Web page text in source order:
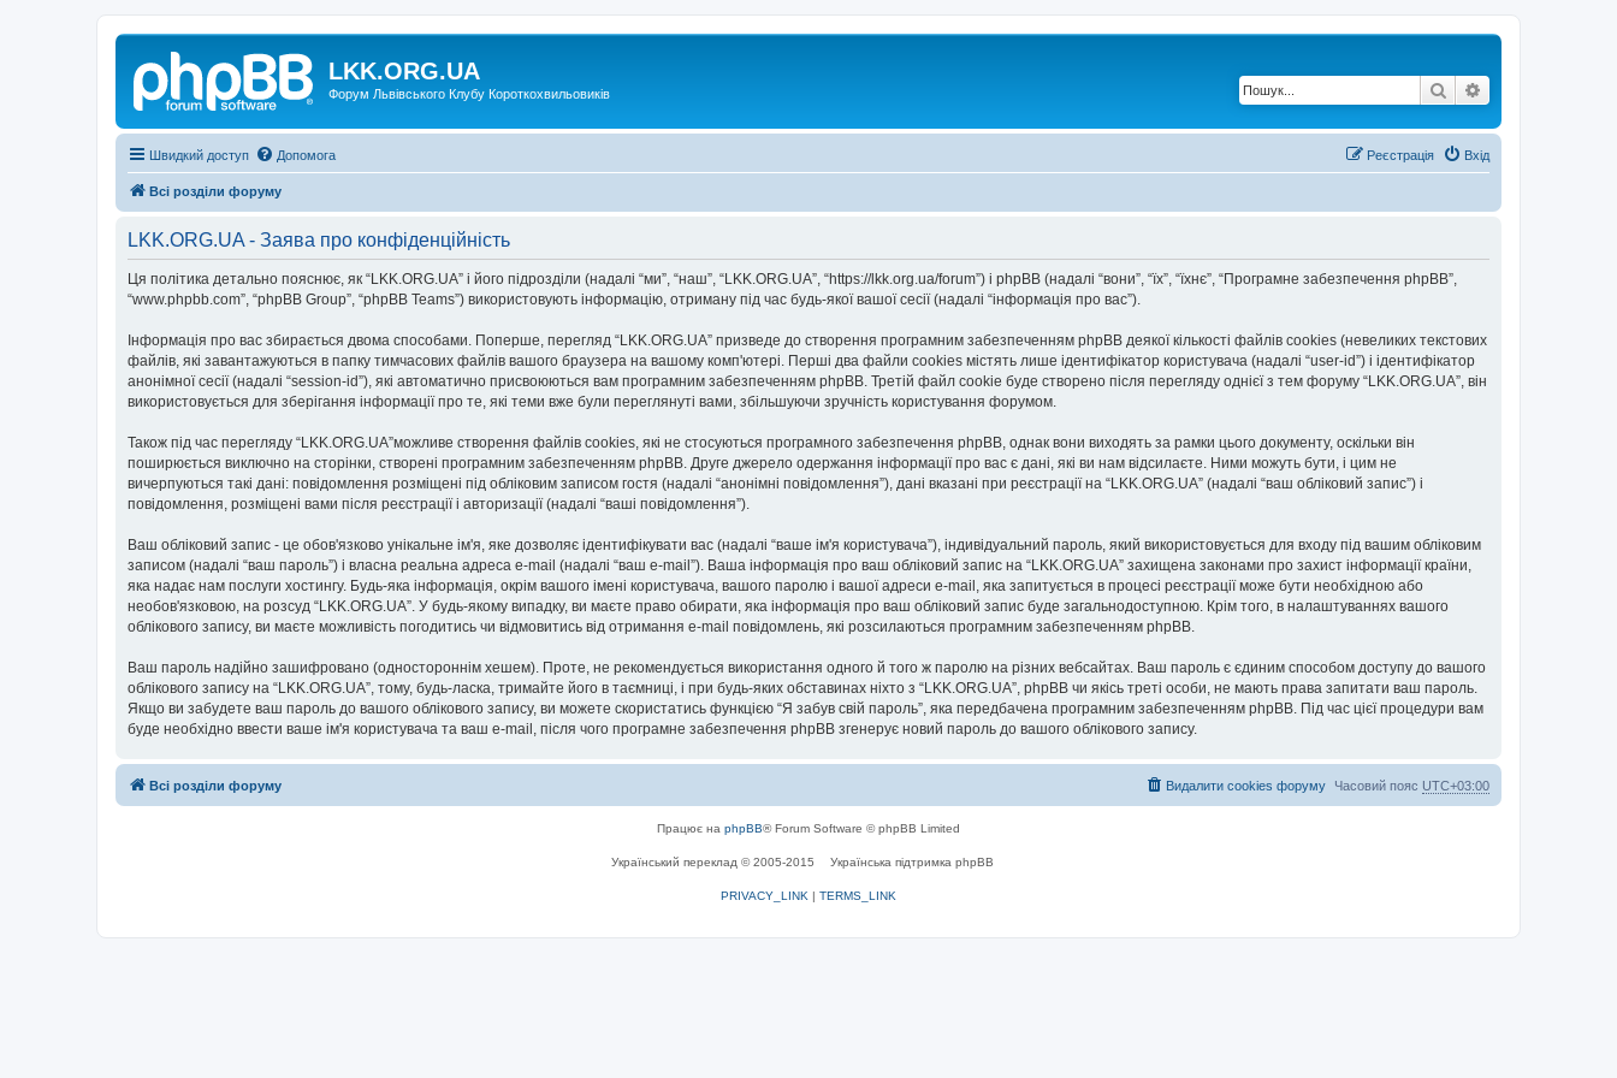
LKK.ORG.UA
Форум Львівського Клубу Короткохвильовиків Пошук
Швидкий доступ Допомога Вхід
Реєстрація
Всі розділи форуму
LKK.ORG.UA - Заява про конфіденційність
Ця політика детально пояснює, як “LKK.ORG.UA” і його підрозділи (надалі “ми”, “наш”, “LKK.ORG.UA”, “https://lkk.org.ua/forum”) і phpBB (надалі “вони”, “їх”, “їхнє”, “Програмне забезпечення phpBB”,
“www.phpbb.com”, “phpBB Group”, “phpBB Teams”) використовують інформацію, отриману під час будь-якої вашої сесії (надалі “інформація про вас”).
Інформація про вас збирається двома способами. Поперше, перегляд “LKK.ORG.UA” призведе до створення програмним забезпеченням phpBB деякої кількості файлів cookies (невеликих текстових
файлів, які завантажуються в папку тимчасових файлів вашого браузера на вашому комп'ютері. Перші два файли cookies містять лише ідентифікатор користувача (надалі “user-id”) і ідентифікатор
анонімної сесії (надалі “session-id”), які автоматично присвоюються вам програмним забезпеченням phpBB. Третій файл cookie буде створено після перегляду однієї з тем форуму “LKK.ORG.UA”, він
використовується для зберігання інформації про те, які теми вже були переглянуті вами, збільшуючи зручність користування форумом.
Також під час перегляду “LKK.ORG.UA”можливе створення файлів cookies, які не стосуються програмного забезпечення phpBB, однак вони виходять за рамки цього документу, оскільки він
поширюється виключно на сторінки, створені програмним забезпеченням phpBB. Друге джерело одержання інформації про вас є дані, які ви нам відсилаєте. Ними можуть бути, і цим не
вичерпуються такі дані: повідомлення розміщені під обліковим записом гостя (надалі “анонімні повідомлення”), дані вказані при реєстрації на “LKK.ORG.UA” (надалі “ваш обліковий запис”) і
повідомлення, розміщені вами після реєстрації і авторизації (надалі “ваші повідомлення”).
Ваш обліковий запис - це обов'язково унікальне ім'я, яке дозволяє ідентифікувати вас (надалі “ваше ім'я користувача”), індивідуальний пароль, який використовується для входу під вашим обліковим
записом (надалі “ваш пароль”) і власна реальна адреса e-mail (надалі “ваш e-mail”). Ваша інформація про ваш обліковий запис на “LKK.ORG.UA” захищена законами про захист інформації країни,
яка надає нам послуги хостингу. Будь-яка інформація, окрім вашого імені користувача, вашого паролю і вашої адреси e-mail, яка запитується в процесі реєстрації може бути необхідною або
необов'язковою, на розсуд “LKK.ORG.UA”. У будь-якому випадку, ви маєте право обирати, яка інформація про ваш обліковий запис буде загальнодоступною. Крім того, в налаштуваннях вашого
облікового запису, ви маєте можливість погодитись чи відмовитись від отримання e-mail повідомлень, які розсилаються програмним забезпеченням phpBB.
Ваш пароль надійно зашифровано (одностороннім хешем). Проте, не рекомендується використання одного й того ж паролю на різних вебсайтах. Ваш пароль є єдиним способом доступу до вашого
облікового запису на “LKK.ORG.UA”, тому, будь-ласка, тримайте його в таємниці, і при будь-яких обставинах ніхто з “LKK.ORG.UA”, phpBB чи якісь треті особи, не мають права запитати ваш пароль.
Якщо ви забудете ваш пароль до вашого облікового запису, ви можете скористатись функцією “Я забув свій пароль”, яка передбачена програмним забезпеченням phpBB. Під час цієї процедури вам
буде необхідно ввести ваше ім'я користувача та ваш e-mail, після чого програмне забезпечення phpBB згенерує новий пароль до вашого облікового запису.
Всі розділи форуму Часовий пояс UTC+03:00
Видалити cookies форуму
Працює на phpBB® Forum Software © phpBB Limited
Український переклад © 2005-2015 Українська підтримка phpBB
PRIVACY_LINK | TERMS_LINK